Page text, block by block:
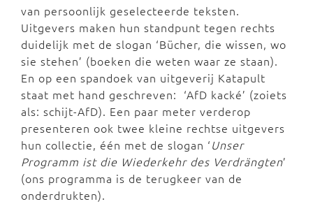
van persoonlijk geselecteerde teksten.
Uitgevers maken hun standpunt tegen rechts
duidelijk met de slogan ‘Bücher, die wissen, wo
sie stehen’ (boeken die weten waar ze staan).
En op een spandoek van uitgeverij Katapult
staat met hand geschreven: ‘AfD kacké’ (zoiets
als: schijt-AfD). Een paar meter verderop
presenteren ook twee kleine rechtse uitgevers
hun collectie, één met de slogan ‘Unser
Programm ist die Wiederkehr des Verdrängten’
(ons programma is de terugkeer van de
onderdrukten).